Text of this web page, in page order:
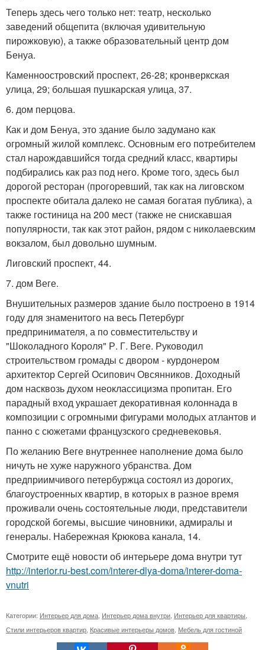
Теперь здесь чего только нет: театр, несколько
заведений общепита (включая удивительную
пирожковую), а также образовательный центр дом
Бенуа.
Каменноостровский проспект, 26-28; кронверкская
улица, 29; большая пушкарская улица, 37.
6. дом перцова.
Как и дом Бенуа, это здание было задумано как
огромный жилой комплекс. Основным его потребителем
стал нарождавшийся тогда средний класс, квартиры
подбирались как раз под него. Кроме того, здесь был
дорогой ресторан (прогоревший, так как на лиговском
проспекте обитала далеко не самая богатая публика), а
также гостиница на 200 мест (также не снискавшая
популярности, так как этот район, рядом с николаевским
вокзалом, был довольно шумным.
Лиговский проспект, 44.
7. дом Веге.
Внушительных размеров здание было построено в 1914
году для знаменитого на весь Петербург
предпринимателя, а по совместительству и
"Шоколадного Короля" Р. Г. Веге. Руководил
строительством громады с двором - курдонером
архитектор Сергей Осипович Овсянников. Доходный
дом насквозь духом неоклассицизма пропитан. Его
парадный вход украшает декоративная колоннада в
композиции с огромными фигурами молодых атлантов и
панно с сюжетами французского средневековья.
По желанию Веге внутреннее наполнение дома было
ничуть не хуже наружного убранства. Дом
предприимчивого петербуржца состоял из дорогих,
благоустроенных квартир, в которых в разное время
проживали очень состоятельные люди, представители
городской богемы, высшие чиновники, адмиралы и
генералы. Набережная Крюкова канала, 14.
Смотрите ещё новости об интерьере дома внутри тут
http://interior.ru-best.com/interer-dlya-doma/interer-doma-
vnutri
Категории: Интерьер для дома Интерьер дома внутри Интерьер для квартиры
Стили интерьеров квартир Красивые интерьеры домов Мебель для гостиной